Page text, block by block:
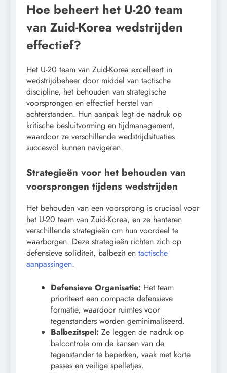
Hoe beheert het U-20 team
van Zuid-Korea wedstrijden
effectief?
Het U-20 team van Zuid-Korea excelleert in
wedstrijdbeheer door middel van tactische
discipline, het behouden van strategische
voorsprongen en effectief herstel van
achterstanden. Hun aanpak legt de nadruk op
kritische besluitvorming en tijdmanagement,
waardoor ze verschillende wedstrijdsituaties
succesvol kunnen navigeren.
Strategieën voor het behouden van
voorsprongen tijdens wedstrijden
Het behouden van een voorsprong is cruciaal voor
het U-20 team van Zuid-Korea, en ze hanteren
verschillende strategieën om hun voordeel te
waarborgen. Deze strategieën richten zich op
defensieve soliditeit, balbezit en tactische
aanpassingen.
Defensieve Organisatie: Het team
prioriteert een compacte defensieve
formatie, waardoor ruimtes voor
tegenstanders worden geminimaliseerd.
Balbezitspel: Ze leggen de nadruk op
balcontrole om de kansen van de
tegenstander te beperken, vaak met korte
passes en veilige spelletjes.